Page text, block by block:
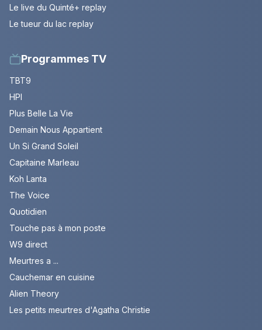
Le live du Quinté+ replay
Le tueur du lac replay
Programmes TV
TBT9
HPI
Plus Belle La Vie
Demain Nous Appartient
Un Si Grand Soleil
Capitaine Marleau
Koh Lanta
The Voice
Quotidien
Touche pas à mon poste
W9 direct
Meurtres a ...
Cauchemar en cuisine
Alien Theory
Les petits meurtres d'Agatha Christie